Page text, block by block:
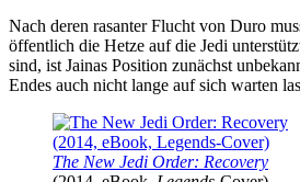
Nach deren rasanter Flucht von Duro
öffentlich die Hetze auf die Jedi
sind, ist Jainas Position zunächst
Endes auch nicht lange auf sich warten
The New Jedi Order: Recovery